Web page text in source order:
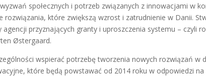
społecznych i potrzeb związanych z innowacjami w
rozwiązania, które zwiększą wzrost i zatrudnienie w Danii.
przyznających granty i uproszczenia systemu – czyli
Østergaard.
wspierać potrzebę tworzenia nowych rozwiązań w
które będą powstawać od 2014 roku w odpowiedzi na